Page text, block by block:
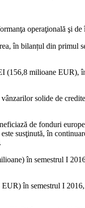
operaţională şi
în bilanțul din primul
(156,8 milioane EUR),
solide de
de fonduri
susţinută, în
în semestrul I
în semestrul I